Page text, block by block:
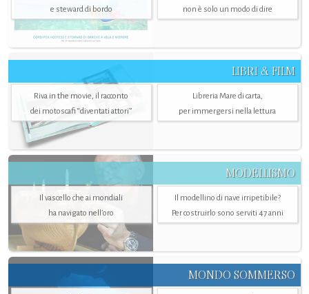
e steward di bordo
non è solo un modo di dire
LIBRI & FILM
Riva in the movie, il racconto
dei motoscafi “diventati attori”
Libreria Mare di carta,
per immergersi nella lettura
MODELLISMO
Il vascello che ai mondiali
ha navigato nell’oro
Il modellino di nave irripetibile?
Per costruirlo sono serviti 47 anni
MONDO SOMMERSO